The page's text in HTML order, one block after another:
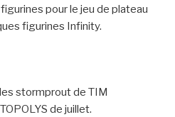
pour le jeu de plateau
figurines Infinity.
stormprout de TIM
de juillet.